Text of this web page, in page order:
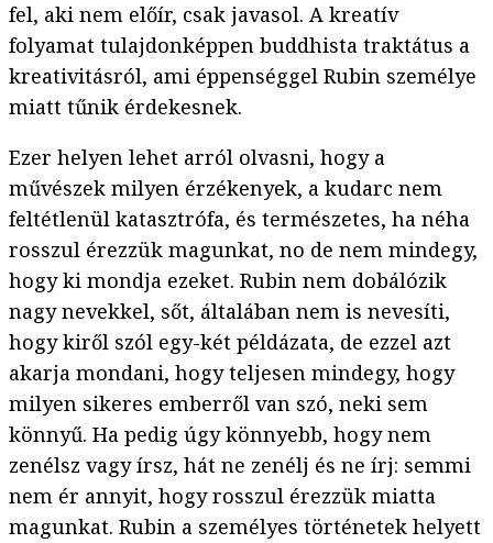
fel, aki nem előír, csak javasol. A kreatív
folyamat tulajdonképpen buddhista traktátus a
kreativitásról, ami éppenséggel Rubin személye
miatt tűnik érdekesnek.
Ezer helyen lehet arról olvasni, hogy a
művészek milyen érzékenyek, a kudarc nem
feltétlenül katasztrófa, és természetes, ha néha
rosszul érezzük magunkat, no de nem mindegy,
hogy ki mondja ezeket. Rubin nem dobálózik
nagy nevekkel, sőt, általában nem is nevesíti,
hogy kiről szól egy-két példázata, de ezzel azt
akarja mondani, hogy teljesen mindegy, hogy
milyen sikeres emberről van szó, neki sem
könnyű. Ha pedig úgy könnyebb, hogy nem
zenélsz vagy írsz, hát ne zenélj és ne írj: semmi
nem ér annyit, hogy rosszul érezzük miatta
magunkat. Rubin a személyes történetek helyett